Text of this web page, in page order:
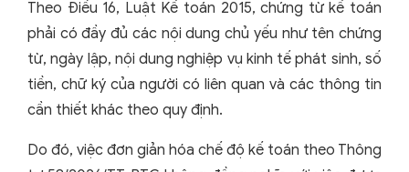
Theo Điều 16, Luật Kế toán 2015, chứng từ kế toán
phải có đầy đủ các nội dung chủ yếu như tên chứng
từ, ngày lập, nội dung nghiệp vụ kinh tế phát sinh, số
tiền, chữ ký của người có liên quan và các thông tin
cần thiết khác theo quy định.
Do đó, việc đơn giản hóa chế độ kế toán theo Thông